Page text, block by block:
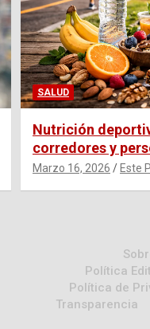
SALUD
Nutrición
corredores y
Marzo 16, 2026 Este
Política
Política de
Transparencia